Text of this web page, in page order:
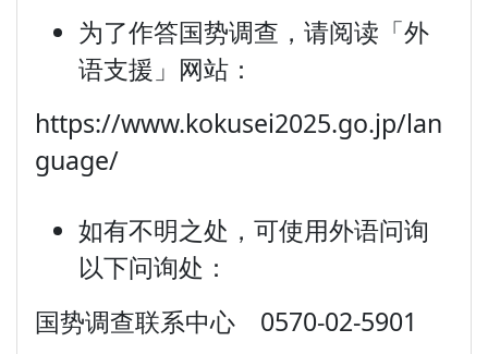
为了作答国势调查，请阅读「外
语支援」网站：
https://www.kokusei2025.go.jp/lan
guage/
如有不明之处，可使用外语问询
以下问询处：
国势调查联系中心 0570-02-5901